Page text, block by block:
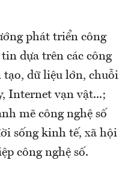
phát triển công
dựa trên các công
dữ liệu lớn, chuỗi
Internet vạn vật...;
mẽ công nghệ số
sống kinh tế, xã hội
công nghệ số.